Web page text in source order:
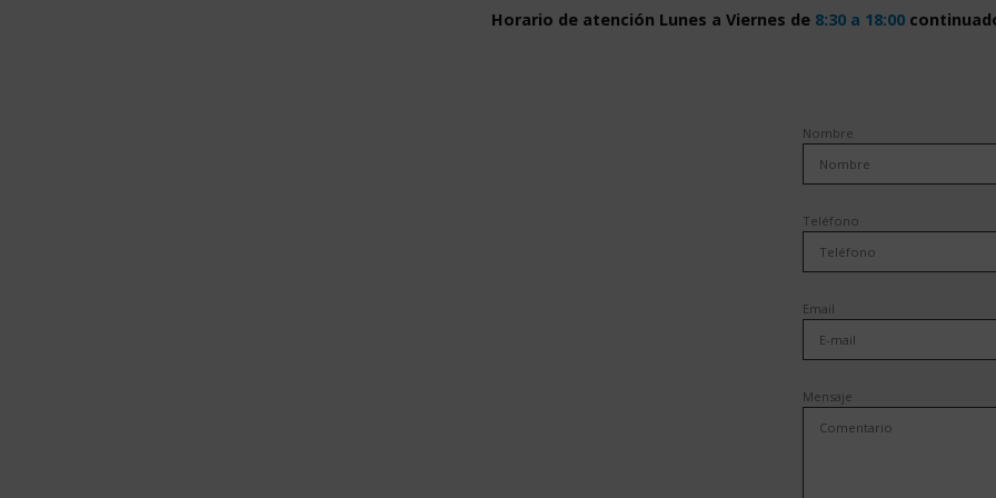
Horario de atención Lunes a Viernes de 8:30 a 18:00
Nombre
Teléfono
Email
Mensaje